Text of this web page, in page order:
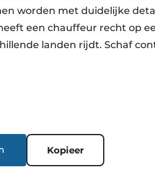
worden met duidelijke
een chauffeur recht op
landen rijdt. Schaf
Kopieer